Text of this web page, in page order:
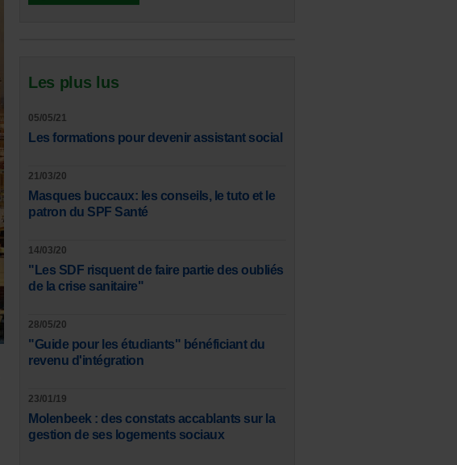
Les plus lus
05/05/21
Les formations pour devenir assistant social
21/03/20
Masques buccaux: les conseils, le tuto et le
patron du SPF Santé
14/03/20
"Les SDF risquent de faire partie des oubliés
de la crise sanitaire"
28/05/20
"Guide pour les étudiants" bénéficiant du
revenu d'intégration
23/01/19
Molenbeek : des constats accablants sur la
gestion de ses logements sociaux